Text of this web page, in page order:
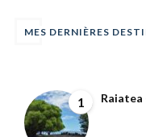
MES DERNIÈRES
1 Raiatea